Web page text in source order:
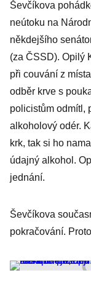
Ševčíkova
neútoku na
někdejšího
(za ČSSD). Opilý
při couvání z
odběr krve s
policistům odmítl,
alkoholový odér.
krk, tak si ho
údajný alkohol.
jednání.
Ševčíkova
pokračování.